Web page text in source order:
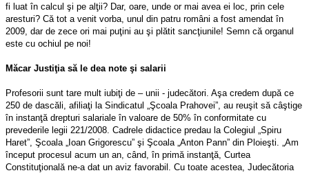
fi luat în calcul şi pe alţii? Dar, oare, unde or mai avea ei loc, prin cele
aresturi? Că tot a venit vorba, unul din patru români a fost amendat în
2009, dar de zece ori mai puţini au şi plătit sancţiunile! Semn că organul
este cu ochiul pe noi!
Măcar Justiţia să le dea note şi salarii
Profesorii sunt tare mult iubiţi de – unii - judecători. Aşa credem după ce
250 de dascăli, afiliaţi la Sindicatul „Şcoala Prahovei”, au reuşit să câştige
în instanţă drepturi salariale în valoare de 50% în conformitate cu
prevederile legii 221/2008. Cadrele didactice predau la Colegiul „Spiru
Haret”, Şcoala „Ioan Grigorescu” şi Şcoala „Anton Pann” din Ploieşti. „Am
început procesul acum un an, când, în primă instanţă, Curtea
Constituţională ne-a dat un aviz favorabil. Cu toate acestea, Judecătoria